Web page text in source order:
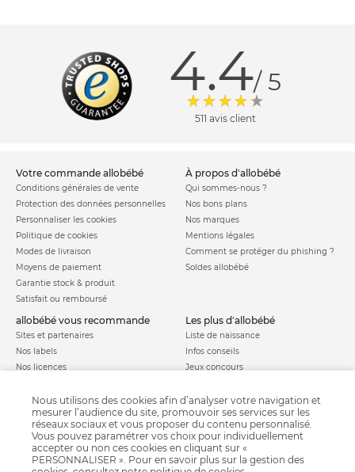
4.4/ 5
511 avis client
votre commande allobébé
Conditions générales de vente
Protection des données personnelles
Personnaliser les cookies
Politique de cookies
Modes de livraison
Moyens de paiement
Garantie stock & produit
Satisfait ou remboursé
à propos d'allobébé
Qui sommes-nous ?
Nos bons plans
Nos marques
Mentions légales
Comment se protéger du phishing ?
Soldes allobébé
allobébé vous recommande
Sites et partenaires
Nos labels
Nos licences
les plus d'allobébé
Liste de naissance
Infos conseils
Jeux concours
Parrainage
Paiement sécurisé
Charte qualité
Nous utilisons des cookies afin d’analyser votre navigation et
mesurer l’audience du site, promouvoir ses services sur les
réseaux sociaux et vous proposer du contenu personnalisé.
Vous pouvez paramétrer vos choix pour individuellement
accepter ou non ces cookies en cliquant sur «
PERSONNALISER ». Pour en savoir plus sur la gestion des